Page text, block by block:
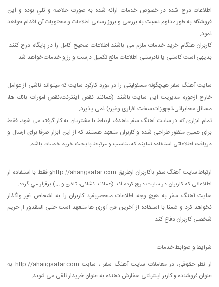
اطلاعات درج شده در خصوص خدمات ارائه شده به صورت خلاصه و كلي بوده و این
فروشگاه به طور مداوم نسبت به بررسی و بروز رسانی اطلاعات و محتویات آن اقدام خواهد
نمود.
كاربران هنگام خرید خدمات ملزم می باشند اطلاعات صحیح كامل را در پایگاه درج کنند.
بدیهی است کاستی یا نادرستی اطلاعات مانع تکمیل درست و رزرو خدمات خواهد شد.
سايت آهنگ سفر هیچگونه مسئولیتی را در مورد کارکرد سایت که میتواند ناشى از عوامل
خارج ازحوزه مدیریت این سایت باشند (همانند نقص اینترنت،نقص امورات بانك ها،
مسائل مخابراتى،تجهیزات سخت افزاری وغیره) نمی پذیرد.
تمام ابزاری که در سايت آهنگ سفر باهدف ارتباط با مشتریان به کار گرفته می شود، فقط
برای همین منظور طراحی شده و كاربران متعهد هستند که از این ابزار صرفا برای ارسال و
دریافت اطلاعاتی استفاده نمایند که مناسب و مرتبط با بحث خرید خدمات باشد.
ارتباط سايت آهنگ سفر باکاربران ازطریق http://ahangsafar.comو فقط با استفاده از
اطلاعاتی که کاربران در سایت درج کرده اند (همانند نشانی، تلفن و ...) برقرار مي گردد.
سايت آهنگ سفر به هیچ وجه اطلاعات منحصربفرد کاربران را به اشخاص غیر واگذار
نخواهد کرد و ضمنا با استفاده از آخرین فن آوری ها متعهد است حتی المقدور از حریم
شخصی کاربران دفاع کند.
شرایط و ضوابط خدمات
از نظر حقوقی، در معاملات سايت آهنگ سفر ، سایت http://ahangsafar.com به
عنوان فروشنده و کاربر اینترنتی سفارش دهنده به عنوان خریدار تلقی می شوند.